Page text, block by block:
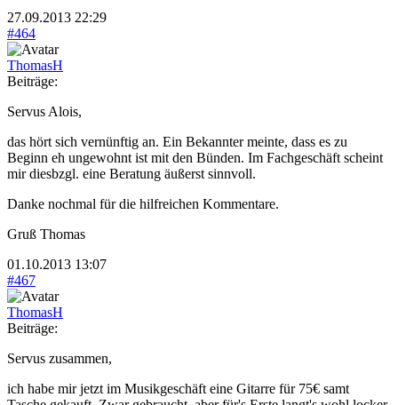
27.09.2013 22:29
#464
ThomasH
Beiträge:
Servus Alois,
das hört sich vernünftig an. Ein Bekannter meinte, dass es zu
Beginn eh ungewohnt ist mit den Bünden. Im Fachgeschäft scheint
mir diesbzgl. eine Beratung äußerst sinnvoll.
Danke nochmal für die hilfreichen Kommentare.
Gruß Thomas
01.10.2013 13:07
#467
ThomasH
Beiträge:
Servus zusammen,
ich habe mir jetzt im Musikgeschäft eine Gitarre für 75€ samt